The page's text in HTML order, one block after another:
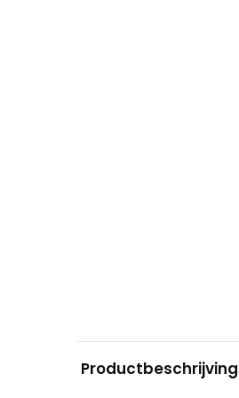
Productbeschrijving